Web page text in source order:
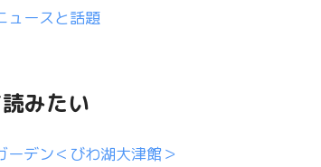
ュースと話題
みたい
ーデン＜びわ湖大津館＞